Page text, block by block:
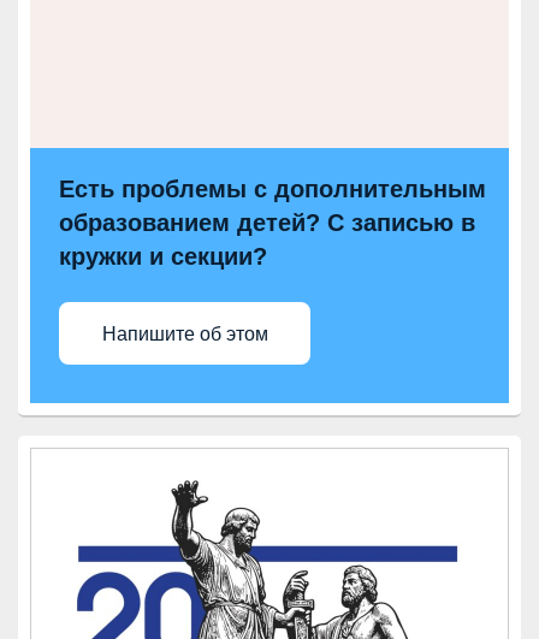
Есть проблемы с дополнительным
образованием детей? С записью в
кружки и секции?
Напишите об этом